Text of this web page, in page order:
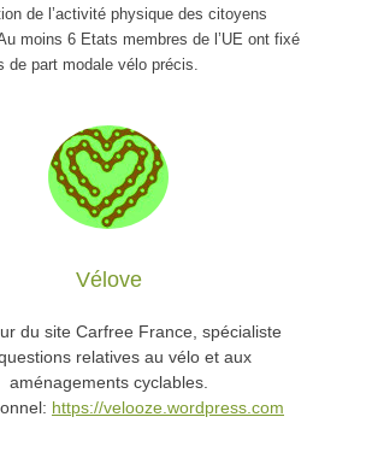
de l’activité physique des citoyens
moins 6 Etats membres de l’UE ont fixé
de part modale vélo précis.
Vélove
du site Carfree France, spécialiste
relatives au vélo et aux
aménagements cyclables.
https://velooze.wordpress.com